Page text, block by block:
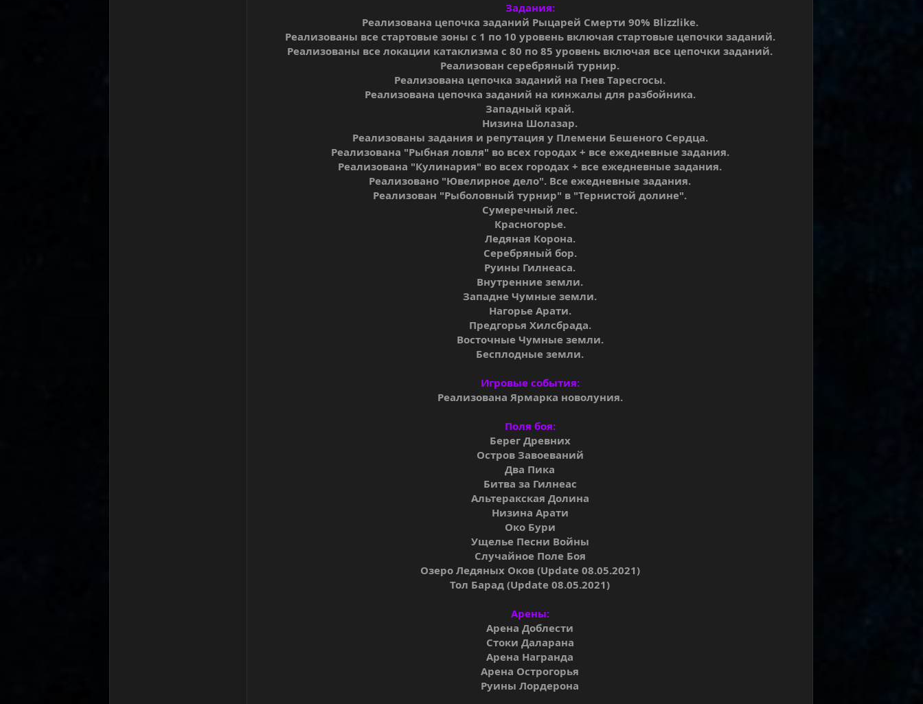
Задания:
Реализована цепочка заданий Рыцарей Смерти 90% Blizzlike.
Реализованы все стартовые зоны с 1 по 10 уровень включая стартовые цепочки заданий.
Реализованы все локации катаклизма с 80 по 85 уровень включая все цепочки заданий.
Реализован серебряный турнир.
Реализована цепочка заданий на Гнев Таресгосы.
Реализована цепочка заданий на кинжалы для разбойника.
Западный край.
Низина Шолазар.
Реализованы задания и репутация у Племени Бешеного Сердца.
Реализована "Рыбная ловля" во всех городах + все ежедневные задания.
Реализована "Кулинария" во всех городах + все ежедневные задания.
Реализовано "Ювелирное дело". Все ежедневные задания.
Реализован "Рыболовный турнир" в "Тернистой долине".
Сумеречный лес.
Красногорье.
Ледяная Корона.
Серебряный бор.
Руины Гилнеаса.
Внутренние земли.
Западне Чумные земли.
Нагорье Арати.
Предгорья Хилсбрада.
Восточные Чумные земли.
Бесплодные земли.
Игровые события:
Реализована Ярмарка новолуния.
Поля боя:
Берег Древних
Остров Завоеваний
Два Пика
Битва за Гилнеас
Альтеракская Долина
Низина Арати
Око Бури
Ущелье Песни Войны
Случайное Поле Боя
Озеро Ледяных Оков (Update 08.05.2021)
Тол Барад (Update 08.05.2021)
Арены:
Арена Доблести
Стоки Даларана
Арена Награнда
Арена Острогорья
Руины Лордерона